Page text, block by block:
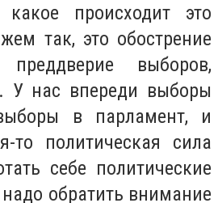
происходит это
так, это обострение
выборов,
У нас впереди выборы
в парламент, и
то политическая сила
себе политические
обратить внимание